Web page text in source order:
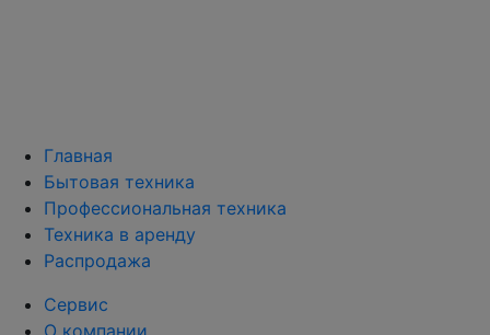
Главная
Бытовая техника
Профессиональная техника
Техника в аренду
Распродажа
Сервис
О компании